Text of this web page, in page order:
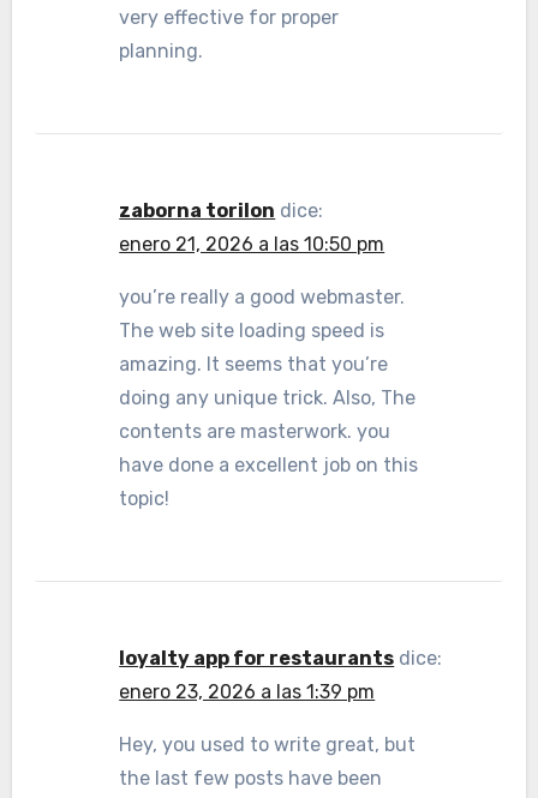
very effective for proper
planning.
zaborna torilon dice:
enero 21, 2026 a las 10:50 pm
you’re really a good webmaster.
The web site loading speed is
amazing. It seems that you’re
doing any unique trick. Also, The
contents are masterwork. you
have done a excellent job on this
topic!
loyalty app for restaurants dice:
enero 23, 2026 a las 1:39 pm
Hey, you used to write great, but
the last few posts have been